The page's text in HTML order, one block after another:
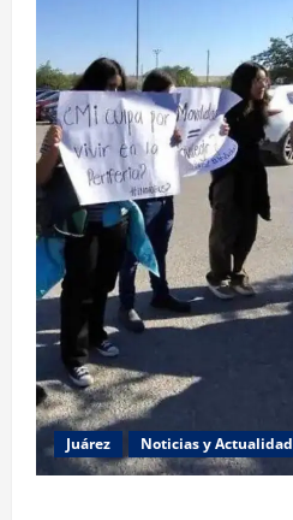
Juárez Noticias y Actualidad